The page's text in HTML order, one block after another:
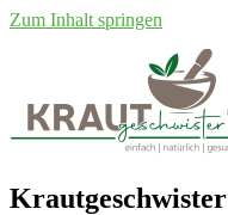
Zum Inhalt springen
Krautgeschwister